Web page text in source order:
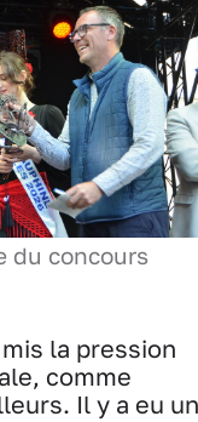
du concours
la pression
comme
Il y a eu un